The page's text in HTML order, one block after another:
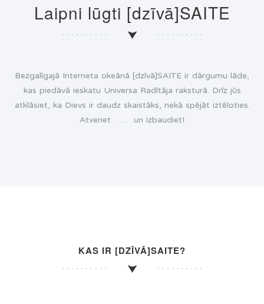
Laipni lūgti [dzīvā]SAITE
Bezgalīgajā Interneta okeānā [dzīvā]SAITE ir dārgumu lāde,
kas piedāvā ieskatu Universa Radītāja raksturā. Drīz jūs
atklāsiet, ka Dievs ir daudz skaistāks, nekā spējāt iztēloties.
Atveriet . . . un izbaudiet!
KAS IR [DZĪVĀ]SAITE?